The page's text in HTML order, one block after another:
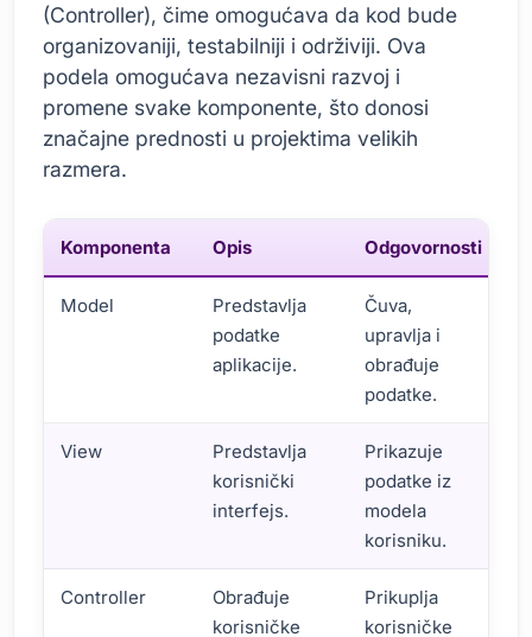
(Controller), čime omogućava da kod bude
organizovaniji, testabilniji i održiviji. Ova
podela omogućava nezavisni razvoj i
promene svake komponente, što donosi
značajne prednosti u projektima velikih
razmera.
Komponenta Opis Odgovornosti
Model
Predstavlja
podatke
aplikacije.
Čuva,
upravlja i
obrađuje
podatke.
View
Predstavlja
korisnički
interfejs.
Prikazuje
podatke iz
modela
korisniku.
Controller
Obrađuje
korisničke
Prikuplja
korisničke